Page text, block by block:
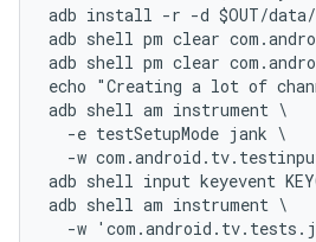
adb install -r -d $OUT/data/
adb shell pm clear
adb shell pm clear
echo "Creating a lot of
adb shell am instrument \
  -e testSetupMode jank \
-w
adb shell input keyevent
adb shell am instrument \